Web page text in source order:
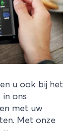
u ook bij het
ons
met uw
Met onze